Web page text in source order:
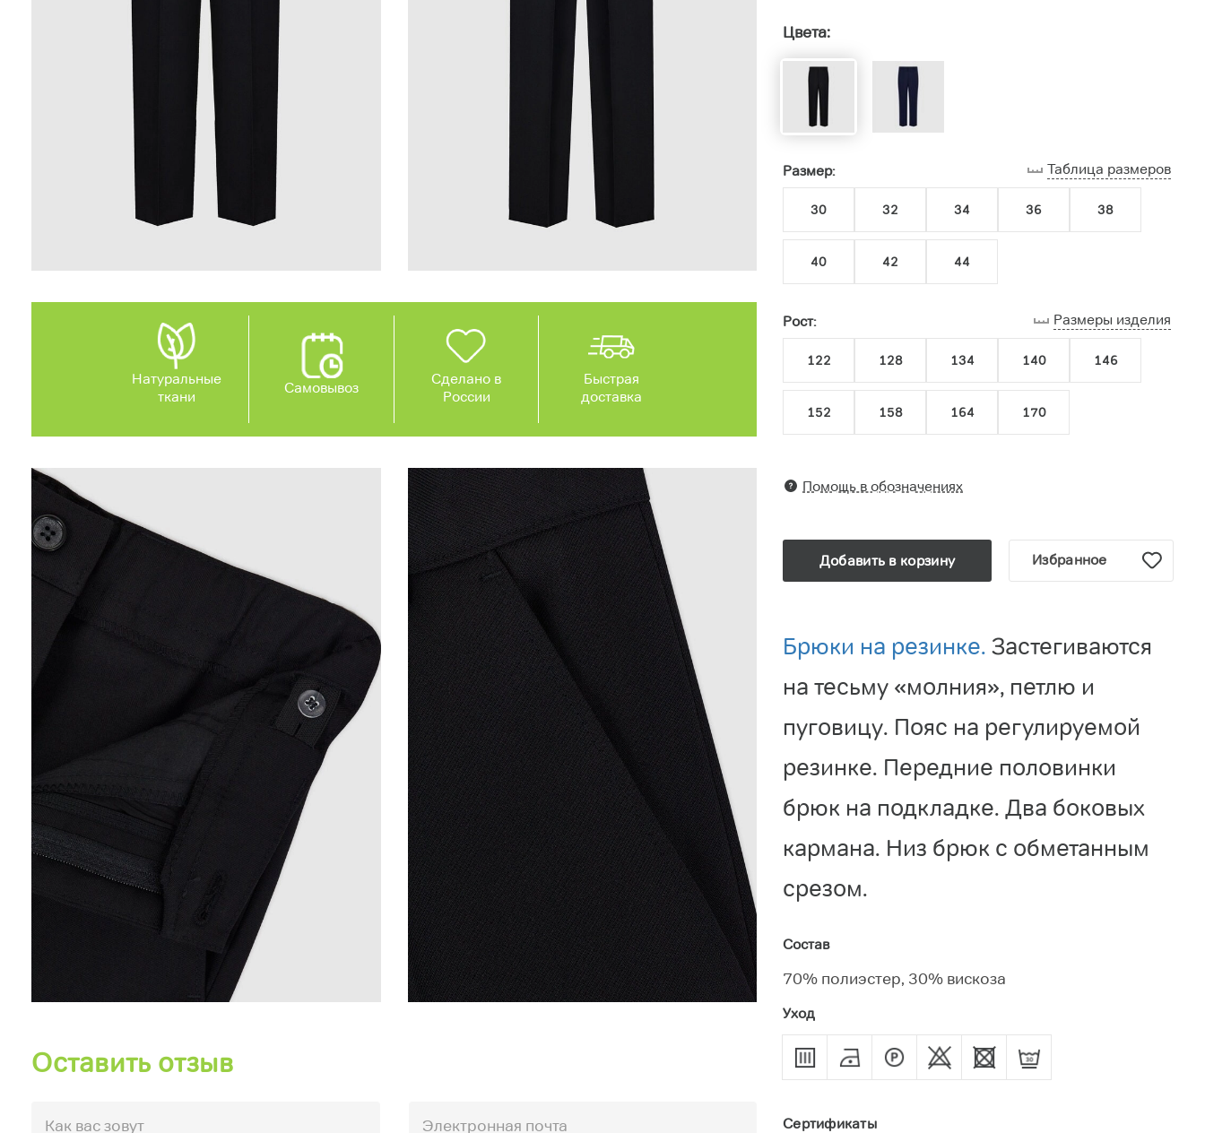
Натуральные
ткани
Самовывоз
Сделано в
России
Быстрая
доставка
Оставить отзыв
Цвета:
Размер: Таблица размеров
30 32 34 36 38
40 42 44
Рост: Размеры изделия
122 128 134 140 146
152 158 164 170
Помощь в обозначениях
Добавить в корзину Избранное
Брюки на резинке. Застегиваются
на тесьму «молния», петлю и
пуговицу. Пояс на регулируемой
резинке. Передние половинки
брюк на подкладке. Два боковых
кармана. Низ брюк с обметанным
срезом.
Состав
70% полиэстер, 30% вискоза
Уход
Сертификаты